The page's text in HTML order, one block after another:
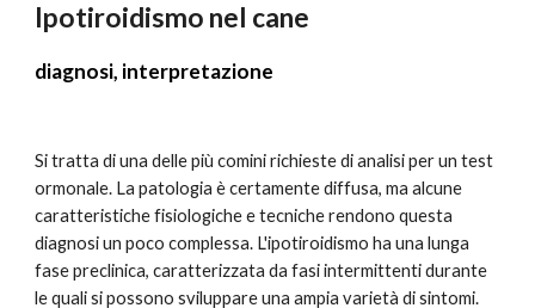
Ipotiroidismo nel cane
diagnosi, interpretazione
Si tratta di una delle più comini richieste di analisi per un test
ormonale. La patologia è certamente diffusa, ma alcune
caratteristiche fisiologiche e tecniche rendono questa
diagnosi un poco complessa. L'ipotiroidismo ha una lunga
fase preclinica, caratterizzata da fasi intermittenti durante
le quali si possono sviluppare una ampia varietà di sintomi.